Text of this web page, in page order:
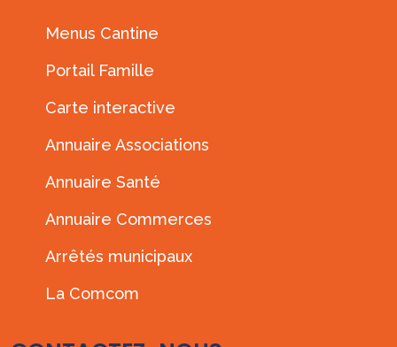
Menus Cantine
Portail Famille
Carte interactive
Annuaire Associations
Annuaire Santé
Annuaire Commerces
Arrêtés municipaux
La Comcom